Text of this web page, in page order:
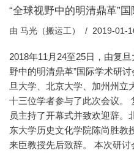
“全球视野中的明清鼎革”
由 马光（搬运工） 2019-01-
2018年11月24至25日，由复
野中的明清鼎革”国际学术研
旦大学、北京大学、加州州立
十三位学者参与了此次会议。
员主持了开幕式并致欢迎辞。
东大学历史文化学院陈尚胜教
来臣教授先后致辞。 本次研